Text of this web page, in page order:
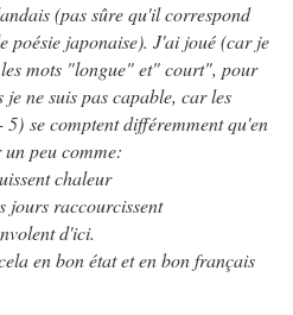
(pas sûre qu'il correspond
poésie japonaise). J'ai joué (car je
mots "longue" et" court", pour
ne suis pas capable, car les
se comptent différemment qu'en
peu comme:
chaleur
jours raccourcissent
d'ici.
en bon état et en bon français